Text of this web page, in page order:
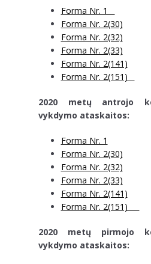
Forma Nr. 1
Forma Nr. 2(30)
Forma Nr. 2(32)
Forma Nr. 2(33)
Forma Nr. 2(141)
Forma Nr. 2(151)
2020 metų antrojo
vykdymo ataskaitos:
Forma Nr. 1
Forma Nr. 2(30)
Forma Nr. 2(32)
Forma Nr. 2(33)
Forma Nr. 2(141)
Forma Nr. 2(151)
2020 metų pirmojo
vykdymo ataskaitos: